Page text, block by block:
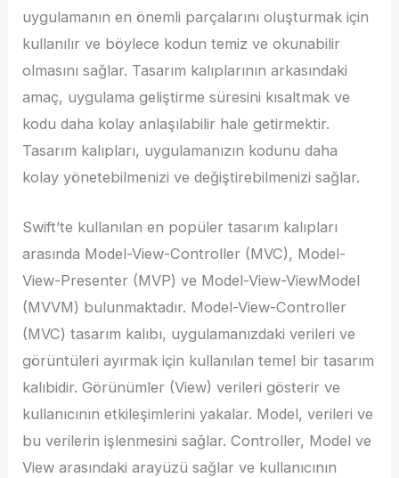
uygulamanın en önemli parçalarını oluşturmak için
kullanılır ve böylece kodun temiz ve okunabilir
olmasını sağlar. Tasarım kalıplarının arkasındaki
amaç, uygulama geliştirme süresini kısaltmak ve
kodu daha kolay anlaşılabilir hale getirmektir.
Tasarım kalıpları, uygulamanızın kodunu daha
kolay yönetebilmenizi ve değiştirebilmenizi sağlar.
Swift’te kullanılan en popüler tasarım kalıpları
arasında Model-View-Controller (MVC), Model-
View-Presenter (MVP) ve Model-View-ViewModel
(MVVM) bulunmaktadır. Model-View-Controller
(MVC) tasarım kalıbı, uygulamanızdaki verileri ve
görüntüleri ayırmak için kullanılan temel bir tasarım
kalıbidir. Görünümler (View) verileri gösterir ve
kullanıcının etkileşimlerini yakalar. Model, verileri ve
bu verilerin işlenmesini sağlar. Controller, Model ve
View arasındaki arayüzü sağlar ve kullanıcının